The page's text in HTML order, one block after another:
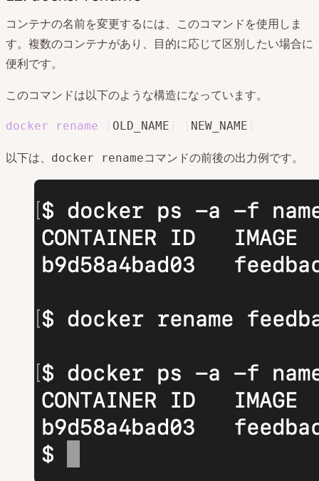
コンテナの名前を変更するには、このコマンドを使用しま
す。複数のコンテナがあり、目的に応じて区別したい場合に
便利です。
このコマンドは以下のような構造になっています。
docker rename OLD_NAME NEW_NAME
以下は、 docker renameコマンドの前後の出力例です。